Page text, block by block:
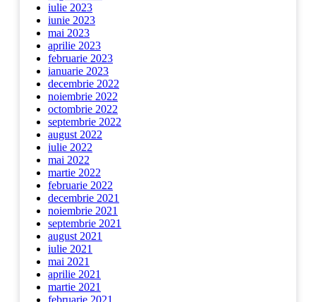
iulie 2023
iunie 2023
mai 2023
aprilie 2023
februarie 2023
ianuarie 2023
decembrie 2022
noiembrie 2022
octombrie 2022
septembrie 2022
august 2022
iulie 2022
mai 2022
martie 2022
februarie 2022
decembrie 2021
noiembrie 2021
septembrie 2021
august 2021
iulie 2021
mai 2021
aprilie 2021
martie 2021
februarie 2021